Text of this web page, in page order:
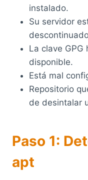
instalado.
Su servidor
La clave GPG
disponible.
Está mal
Repositorio
de desintalar
Paso 1:
apt